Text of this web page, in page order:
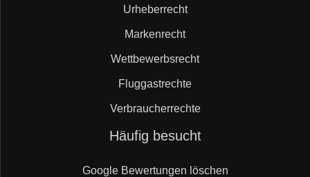
Urheberrecht
Markenrecht
Wettbewerbsrecht
Fluggastrechte
Verbraucherrechte
Häufig besucht
Google Bewertungen löschen